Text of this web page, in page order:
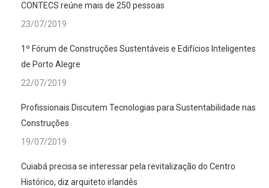
CONTECS reúne mais de 250 pessoas
23/07/2019
1º Fórum de Construções Sustentáveis e Edifícios Inteligentes
de Porto Alegre
22/07/2019
Profissionais Discutem Tecnologias para Sustentabilidade nas
Construções
19/07/2019
Cuiabá precisa se interessar pela revitalização do Centro
Histórico, diz arquiteto irlandês